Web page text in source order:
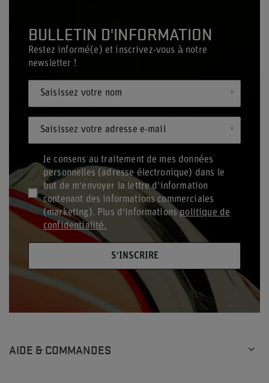
BULLETIN D'INFORMATION
Restez informé(e) et inscrivez-vous à notre
newsletter !
Saisissez votre nom
Saisissez votre adresse e-mail
Je consens au traitement de mes données
personnelles (adresse électronique) dans le
but de m'envoyer la lettre d'information
contenant des informations commerciales
(marketing). Plus d'informationspolitique de
confidentialité.
S'INSCRIRE
AIDE & COMMANDES